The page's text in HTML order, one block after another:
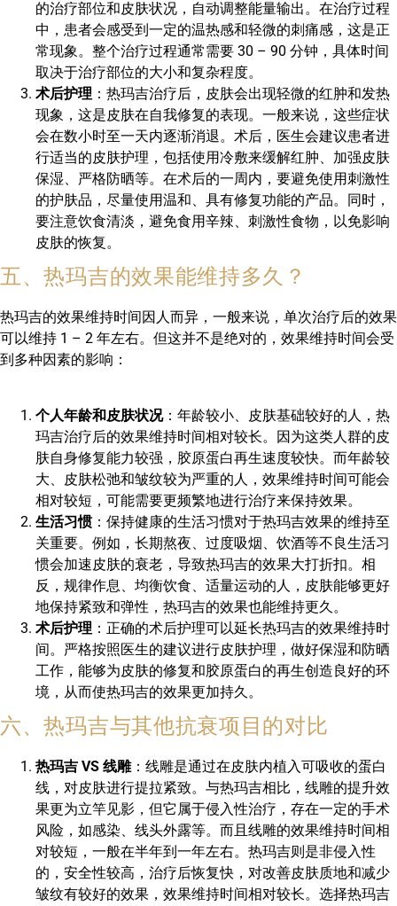
的治疗部位和皮肤状况，自动调整能量输出。在治疗过程
中，患者会感受到一定的温热感和轻微的刺痛感，这是正
常现象。整个治疗过程通常需要 30 – 90 分钟，具体时间
取决于治疗部位的大小和复杂程度。
术后护理 ：热玛吉治疗后，皮肤会出现轻微的红肿和发热
现象，这是皮肤在自我修复的表现。一般来说，这些症状
会在数小时至一天内逐渐消退。术后，医生会建议患者进
行适当的皮肤护理，包括使用冷敷来缓解红肿、加强皮肤
保湿、严格防晒等。在术后的一周内，要避免使用刺激性
的护肤品，尽量使用温和、具有修复功能的产品。同时，
要注意饮食清淡，避免食用辛辣、刺激性食物，以免影响
皮肤的恢复。
五、热玛吉的效果能维持多久？
热玛吉的效果维持时间因人而异，一般来说，单次治疗后的效果
可以维持 1 – 2 年左右。但这并不是绝对的，效果维持时间会受
到多种因素的影响：
个人年龄和皮肤状况：年龄较小、皮肤基础较好的人，热
玛吉治疗后的效果维持时间相对较长。因为这类人群的皮
肤自身修复能力较强，胶原蛋白再生速度较快。而年龄较
大、皮肤松弛和皱纹较为严重的人，效果维持时间可能会
相对较短，可能需要更频繁地进行治疗来保持效果。
生活习惯：保持健康的生活习惯对于热玛吉效果的维持至
关重要。例如，长期熬夜、过度吸烟、饮酒等不良生活习
惯会加速皮肤的衰老，导致热玛吉的效果大打折扣。相
反，规律作息、均衡饮食、适量运动的人，皮肤能够更好
地保持紧致和弹性，热玛吉的效果也能维持更久。
术后护理 ：正确的术后护理可以延长热玛吉的效果维持时
间。严格按照医生的建议进行皮肤护理，做好保湿和防晒
工作，能够为皮肤的修复和胶原蛋白的再生创造良好的环
境，从而使热玛吉的效果更加持久。
六、热玛吉与其他抗衰项目的对比
热玛吉 VS 线雕：线雕是通过在皮肤内植入可吸收的蛋白
线，对皮肤进行提拉紧致。与热玛吉相比，线雕的提升效
果更为立竿见影，但它属于侵入性治疗，存在一定的手术
风险，如感染、线头外露等。而且线雕的效果维持时间相
对较短，一般在半年到一年左右。热玛吉则是非侵入性
的，安全性较高，治疗后恢复快，对改善皮肤质地和减少
皱纹有较好的效果，效果维持时间相对较长。选择热玛吉